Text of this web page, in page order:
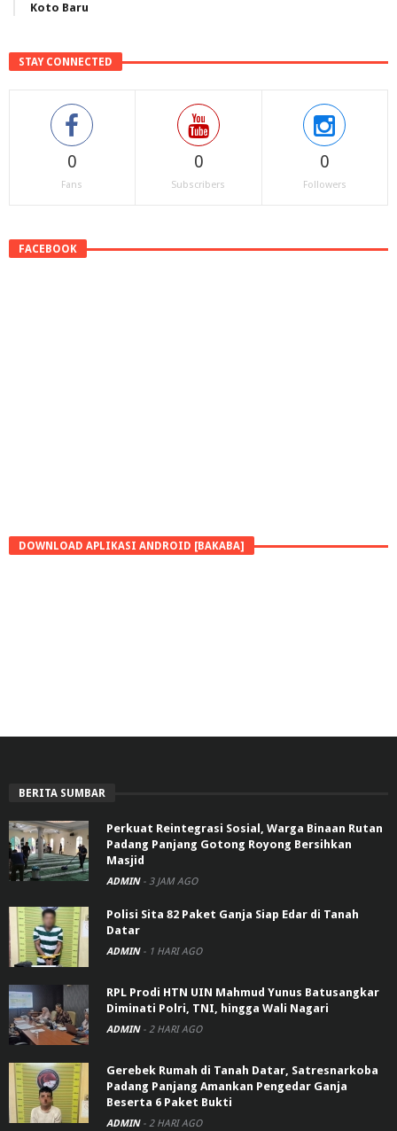
Koto Baru
STAY CONNECTED
0
Fans
0
Subscribers
0
Followers
FACEBOOK
DOWNLOAD APLIKASI ANDROID [BAKABA]
BERITA SUMBAR
Perkuat Reintegrasi Sosial, Warga Binaan Rutan
Padang Panjang Gotong Royong Bersihkan
Masjid
ADMIN - 3 JAM AGO
Polisi Sita 82 Paket Ganja Siap Edar di Tanah
Datar
ADMIN - 1 HARI AGO
RPL Prodi HTN UIN Mahmud Yunus Batusangkar
Diminati Polri, TNI, hingga Wali Nagari
ADMIN - 2 HARI AGO
Gerebek Rumah di Tanah Datar, Satresnarkoba
Padang Panjang Amankan Pengedar Ganja
Beserta 6 Paket Bukti
ADMIN - 2 HARI AGO